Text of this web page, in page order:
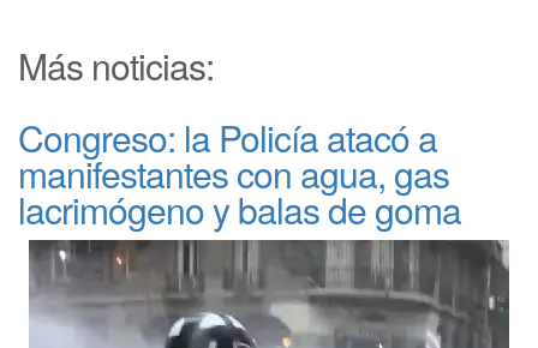
Más noticias:
Congreso: la Policía atacó a
manifestantes con agua, gas
lacrimógeno y balas de goma